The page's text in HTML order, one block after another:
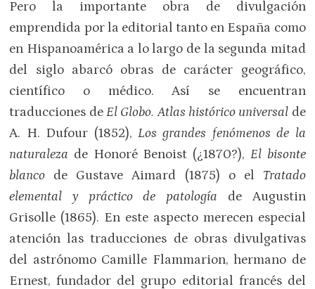
Pero la importante obra de divulgación
emprendida por la editorial tanto en España como
en Hispanoamérica a lo largo de la segunda mitad
del siglo abarcó obras de carácter geográfico,
científico o médico. Así se encuentran
traducciones deEl Globo. Atlas histórico universal de
A. H. Dufour (1852), Los grandes fenómenos de la
naturaleza de Honoré Benoist (¿1870?), El bisonte
blanco de Gustave Aimard (1875) o el Tratado
elemental y práctico de patología de Augustin
Grisolle (1865). En este aspecto merecen especial
atención las traducciones de obras divulgativas
del astrónomo Camille Flammarion, hermano de
Ernest, fundador del grupo editorial francés del